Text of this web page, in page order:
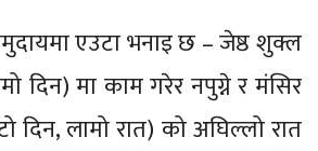
एउटा भनाइ छ – जेष्ठ शुक्ल
दिन) मा काम गरेर नपुग्ने र मंसिर
दिन, लामो रात) को अघिल्लो रात